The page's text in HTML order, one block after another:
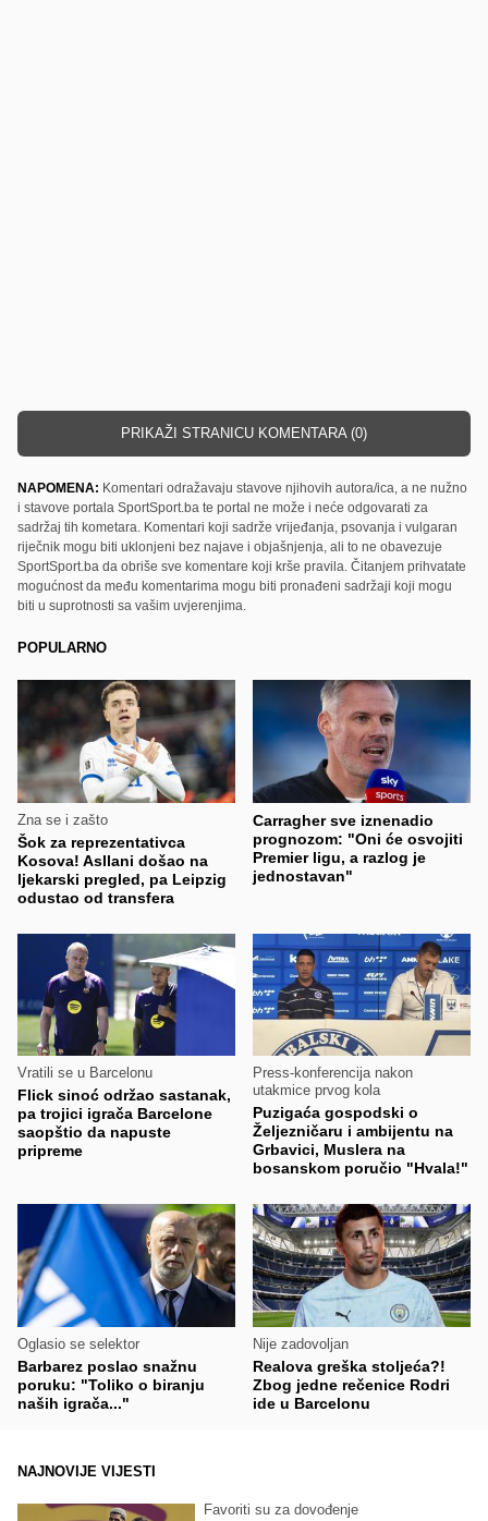
PRIKAŽI STRANICU KOMENTARA (0)
NAPOMENA: Komentari odražavaju stavove njihovih autora/ica, a ne nužno
i stavove portala SportSport.ba te portal ne može i neće odgovarati za
sadržaj tih kometara. Komentari koji sadrže vrijeđanja, psovanja i vulgaran
riječnik mogu biti uklonjeni bez najave i objašnjenja, ali to ne obavezuje
SportSport.ba da obriše sve komentare koji krše pravila. Čitanjem prihvatate
mogućnost da među komentarima mogu biti pronađeni sadržaji koji mogu
biti u suprotnosti sa vašim uvjerenjima.
POPULARNO
Zna se i zašto
Šok za reprezentativca
Kosova! Asllani došao na
ljekarski pregled, pa Leipzig
odustao od transfera
Carragher sve iznenadio
prognozom: "Oni će osvojiti
Premier ligu, a razlog je
jednostavan"
Vratili se u Barcelonu
Flick sinoć održao sastanak,
pa trojici igrača Barcelone
saopštio da napuste
pripreme
Press-konferencija nakon
utakmice prvog kola
Puzigaća gospodski o
Željezničaru i ambijentu na
Grbavici, Muslera na
bosanskom poručio "Hvala!"
Oglasio se selektor
Barbarez poslao snažnu
poruku: "Toliko o biranju
naših igrača..."
Nije zadovoljan
Realova greška stoljeća?!
Zbog jedne rečenice Rodri
ide u Barcelonu
NAJNOVIJE VIJESTI
Favoriti su za dovođenje